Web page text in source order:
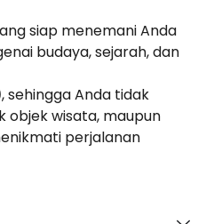
siap menemani Anda
budaya, sejarah, dan
, sehingga Anda tidak
objek wisata, maupun
perjalanan